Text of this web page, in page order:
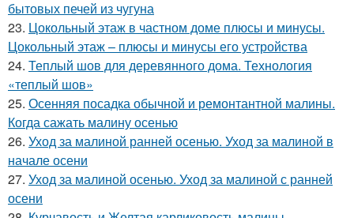
бытовых печей из чугуна
23. Цокольный этаж в частном доме плюсы и минусы.
Цокольный этаж – плюсы и минусы его устройства
24. Теплый шов для деревянного дома. Технология
«теплый шов»
25. Осенняя посадка обычной и ремонтантной малины.
Когда сажать малину осенью
26. Уход за малиной ранней осенью. Уход за малиной в
начале осени
27. Уход за малиной осенью. Уход за малиной с ранней
осени